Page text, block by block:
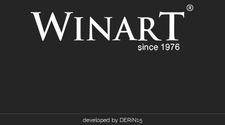
developed by DERiN15